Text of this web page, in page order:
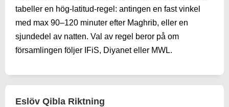
tabeller en hög-latitud-regel: antingen en fast vinkel
med max 90–120 minuter efter Maghrib, eller en
sjundedel av natten. Val av regel beror på om
församlingen följer IFiS, Diyanet eller MWL.
Eslöv Qibla Riktning